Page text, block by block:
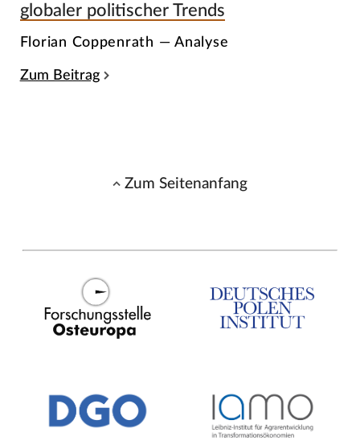
globaler politischer Trends
Florian Coppenrath — Analyse
Zum Beitrag
Zum Seitenanfang